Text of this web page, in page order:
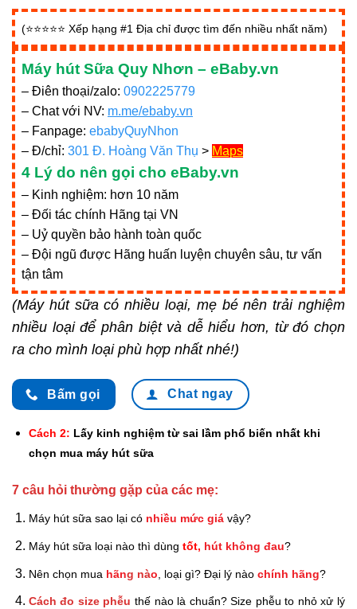
(⭐⭐⭐⭐⭐ Xếp hạng #1 Địa chỉ được tìm đến nhiều nhất năm)
Máy hút Sữa Quy Nhơn – eBaby.vn
– Điên thoại/zalo: 0902225779
– Chat với NV: m.me/ebaby.vn
– Fanpage: ebabyQuyNhon
– Đ/chỉ: 301 Đ. Hoàng Văn Thụ > Maps
4 Lý do nên gọi cho eBaby.vn
– Kinh nghiệm: hơn 10 năm
– Đối tác chính Hãng tại VN
– Uỷ quyền bảo hành toàn quốc
– Đội ngũ được Hãng huấn luyện chuyên sâu, tư vấn
tận tâm
(Máy hút sữa có nhiều loại, mẹ bé nên trải nghiệm
nhiều loại để phân biệt và dễ hiểu hơn, từ đó chọn
ra cho mình loại phù hợp nhất nhé!)
Bấm gọi Chat ngay
Cách 2: Lấy kinh nghiệm từ sai lầm phổ biến nhất khi
chọn mua máy hút sữa
7 câu hỏi thường gặp của các mẹ:
Máy hút sữa sao lại có nhiều mức giávậy?
Máy hút sữa loại nào thì dùng tốt, hút không đau?
Nên chọn mua hãng nào , loại gì? Đại lý nàochính hãng?
Cách đo size phễu thế nào là chuẩn? Size phễu to nhỏ xử lý